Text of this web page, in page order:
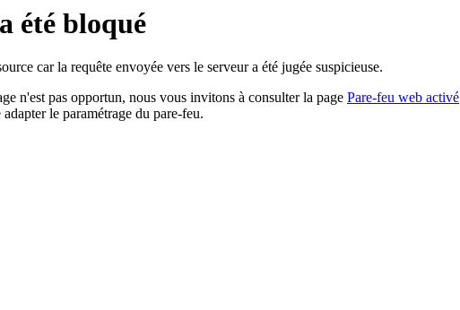
été bloqué
car la requête envoyée vers le serveur a été jugée suspicieuse.
n'est pas opportun, nous vous invitons à consulter la page Pare-feu web activé
le paramétrage du pare-feu.